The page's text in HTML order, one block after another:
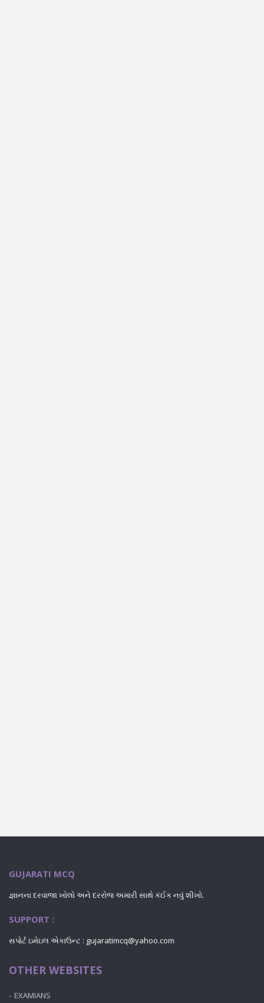
GUJARATI MCQ
જ્ઞાનના દરવાજા ખોલો અને દરરોજ અમારી સાથે કંઈક નવું શીખો.
SUPPORT :
સપોર્ટ ઇમેઇલ એકાઉન્ટ : gujaratimcq@yahoo.com
OTHER WEBSITES
EXAMIANS